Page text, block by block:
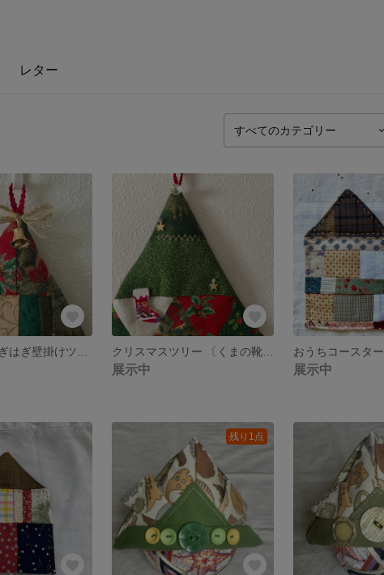
レター
クリスマスツリー 〔くまの靴下〕
展示中
おうちコースター
展示中
残り1点